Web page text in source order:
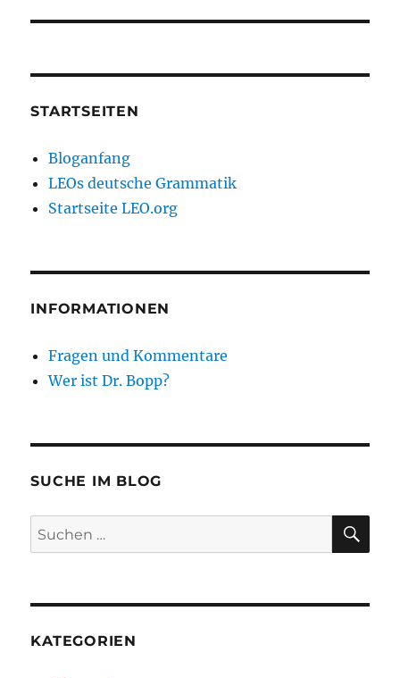
STARTSEITEN
Bloganfang
LEOs deutsche Grammatik
Startseite LEO.org
INFORMATIONEN
Fragen und Kommentare
Wer ist Dr. Bopp?
SUCHE IM BLOG
Suchen
nach:
KATEGORIEN